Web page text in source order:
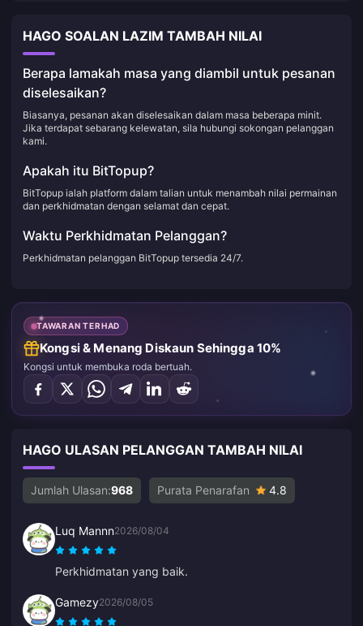
HAGO SOALAN LAZIM TAMBAH NILAI
Berapa lamakah masa yang diambil untuk pesanan
diselesaikan?
Biasanya, pesanan akan diselesaikan dalam masa beberapa minit.
Jika terdapat sebarang kelewatan, sila hubungi sokongan pelanggan
kami.
Apakah itu BitTopup?
BitTopup ialah platform dalam talian untuk menambah nilai permainan
dan perkhidmatan dengan selamat dan cepat.
Waktu Perkhidmatan Pelanggan?
Perkhidmatan pelanggan BitTopup tersedia 24/7.
TAWARAN TERHAD
Kongsi & Menang Diskaun Sehingga 10%
Kongsi untuk membuka roda bertuah.
HAGO ULASAN PELANGGAN TAMBAH NILAI
Jumlah Ulasan:968 Purata Penarafan 4.8
Luq Mannn2026/08/04
Perkhidmatan yang baik.
Gamezy2026/08/05